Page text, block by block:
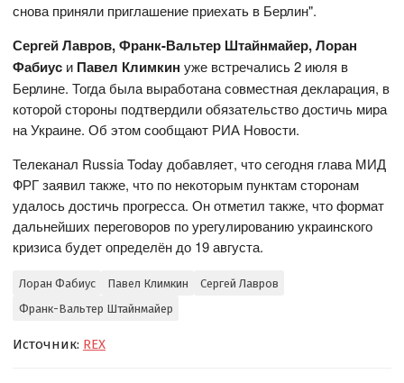
снова приняли приглашение приехать в Берлин".
Сергей Лавров, Франк-Вальтер Штайнмайер, Лоран
Фабиус и Павел Климкин уже встречались 2 июля в
Берлине. Тогда была выработана совместная декларация, в
которой стороны подтвердили обязательство достичь мира
на Украине. Об этом сообщают РИА Новости.
Телеканал Russia Today добавляет, что сегодня глава МИД
ФРГ заявил также, что по некоторым пунктам сторонам
удалось достичь прогресса. Он отметил также, что формат
дальнейших переговоров по урегулированию украинского
кризиса будет определён до 19 августа.
Лоран Фабиус Павел Климкин
Сергей Лавров
Франк-Вальтер Штайнмайер
Источник: REX